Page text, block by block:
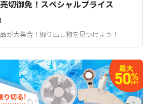
売切御免！スペシャルプライス
が大集合！掘り出し物を見つけよう！